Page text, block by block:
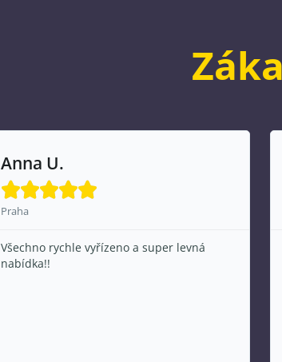
Anna U.

Praha
Všechno rychle vyřízeno a super levná
nabídka!!